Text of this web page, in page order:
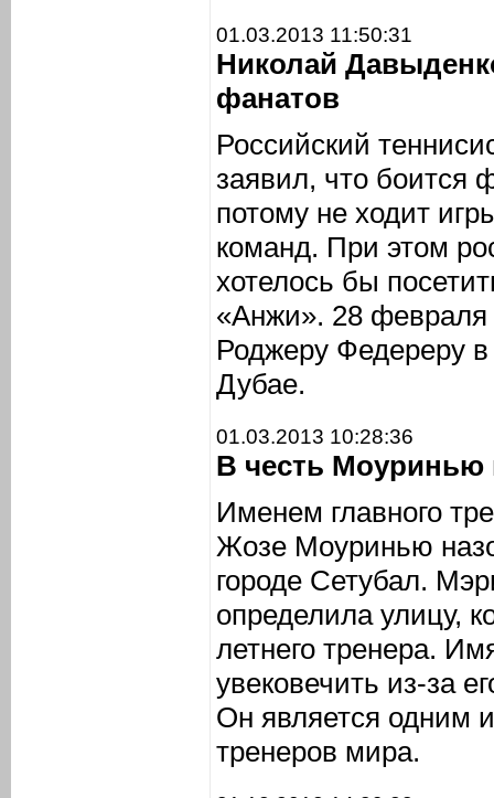
01.03.2013 11:50:31
Николай
фанатов
Российский
заявил, что боится
потому не ходит
команд. При этом
хотелось бы
«Анжи». 28 февраля
Роджеру Федереру
Дубае.
01.03.2013 10:28:36
В честь Моуринью
Именем главного
Жозе Моуринью
городе Сетубал.
определила улицу,
летнего тренера.
увековечить из-за
Он является одним
тренеров мира.